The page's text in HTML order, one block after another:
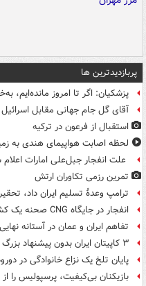
پربازدیدترین ها
پزشکیان: اگر تا امروز مانده‌ایم،
آقای گل جام جهانی مقابل اسرائیل
استقبال از فرعون در ترکیه
لحظه اصابت هواپیمای هندی به
علت انفجار جبل‌علی امارات
تمرین رزمی تکاوران ارتش
ترامپ وعدۀ تسلیم ایران داد،
انفجار در جایگاه CNG صحنه یک کشته و سه مصدوم برجا گذاشت
تفاهم ایران و عمان در آستانه
۳ کاپیتان ایران بدون پیشنهاد بزرگ
پایان تلخ یک نزاع خانوادگی در
بازیکنان بی‌کیفیت، پرسپولیس را